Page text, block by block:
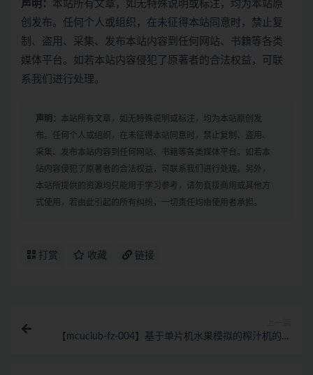
声明： 本站所有文章，如无特殊说明或标注，均为本站原
创发布。任何个人或组织，在未征得本站同意时，禁止复
制、盗用、采集、发布本站内容到任何网站、书籍等各类
媒体平台。如若本站内容侵犯了原著者的合法权益，可联
系我们进行处理。
声明： 本站所有文章，如无特殊说明或标注，均为本站原创发
布。任何个人或组织，在未征得本站同意时，禁止复制、盗用、
采集、发布本站内容到任何网站、书籍等各类媒体平台。如若本
站内容侵犯了原著者的合法权益，可联系我们进行处理。另外，
本站所提供的资源均只能用于学习参考，请勿直接商用或其他方
式使用，若由此引起的所有纠纷，一切责任均由使用者承担。
打赏 收藏 链接
【mcuclub-fz-004】基于单片机水果模拟的榨汁机的系